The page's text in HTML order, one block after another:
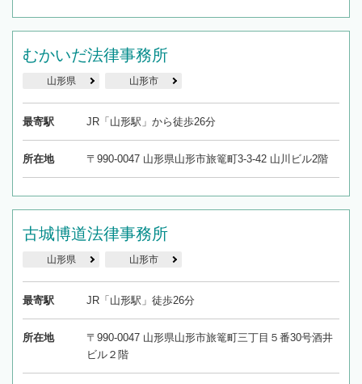
むかいだ法律事務所
山形県 山形市
最寄駅 JR「山形駅」から徒歩26分
所在地 〒990-0047 山形県山形市旅篭町3-3-42 山川ビル2階
古城博道法律事務所
山形県 山形市
最寄駅 JR「山形駅」徒歩26分
所在地
〒990-0047 山形県山形市旅篭町三丁目５番30号酒井
ビル２階